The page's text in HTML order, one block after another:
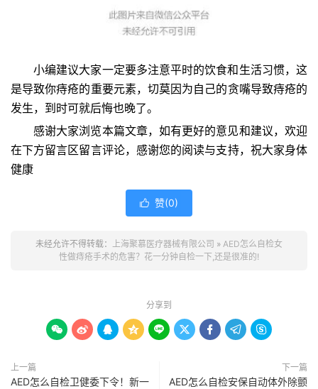
小编建议大家一定要多注意平时的饮食和生活习惯，这
是导致你痔疮的重要元素，切莫因为自己的贪嘴导致痔疮的
发生，到时可就后悔也晚了。
感谢大家浏览本篇文章，如有更好的意见和建议，欢迎
在下方留言区留言评论，感谢您的阅读与支持，祝大家身体
健康
 赞(0)
未经允许不得转载： 上海聚慕医疗器械有限公司 » AED怎么自检女
性做痔疮手术的危害？花一分钟自检一下,还是很准的!
分享到
        
上一篇
AED怎么自检卫健委下令！新一
下一篇
AED怎么自检安保自动体外除颤